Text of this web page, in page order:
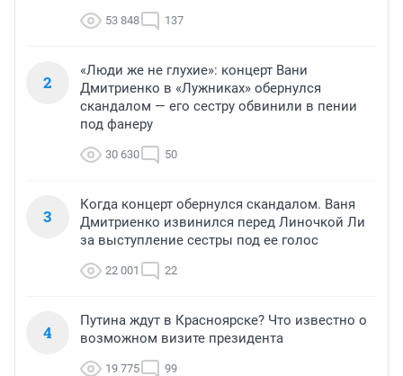
53 848 137
2
«Люди же не глухие»: концерт Вани
Дмитриенко в «Лужниках» обернулся
скандалом — его сестру обвинили в пении
под фанеру
30 630 50
3
Когда концерт обернулся скандалом. Ваня
Дмитриенко извинился перед Линочкой Ли
за выступление сестры под ее голос
22 001 22
4
Путина ждут в Красноярске? Что известно о
возможном визите президента
19 775 99